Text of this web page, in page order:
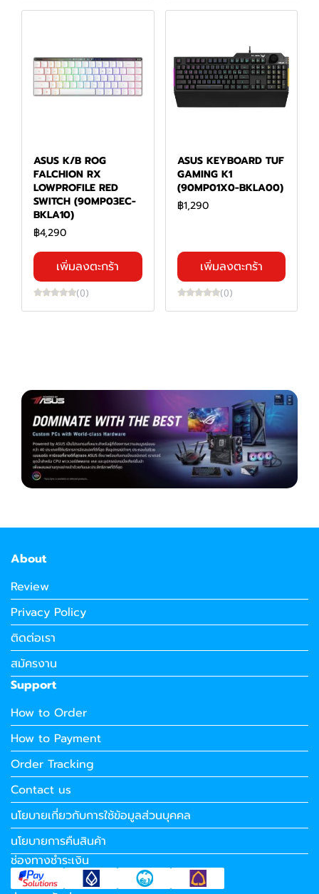
ASUS K/B ROG
FALCHION RX
LOWPROFILE RED
SWITCH (90MP03EC-
BKLA10)
฿4,290
เพิ่มลงตะกร้า
(0)
ASUS KEYBOARD TUF
GAMING K1
(90MP01X0-BKLA00)
฿1,290
เพิ่มลงตะกร้า
(0)
About
Review
Privacy Policy
ติดต่อเรา
สมัครงาน
Support
How to Order
How to Payment
Order Tracking
Contact us
นโยบายเกี่ยวกับการใช้ข้อมูลส่วนบุคคล
นโยบายการคืนสินค้า
ช่องทางชำระเงิน